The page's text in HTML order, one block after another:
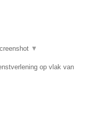
▼
op vlak van